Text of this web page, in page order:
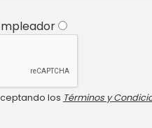
los Términos y